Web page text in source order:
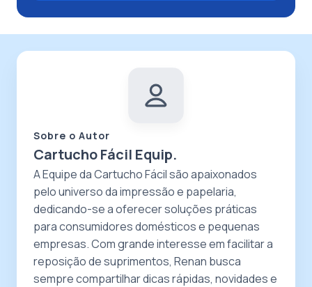
Sobre o Autor
Cartucho Fácil Equip.
A Equipe da Cartucho Fácil são apaixonados
pelo universo da impressão e papelaria,
dedicando-se a oferecer soluções práticas
para consumidores domésticos e pequenas
empresas. Com grande interesse em facilitar a
reposição de suprimentos, Renan busca
sempre compartilhar dicas rápidas, novidades e